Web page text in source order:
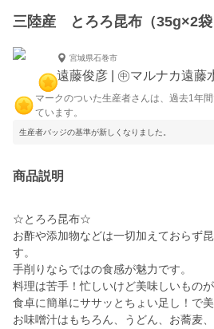
三陸産 とろろ昆布（35g×2袋
宮城県石巻市
遠藤俊彦 | ㊥マルナカ遠藤
マークのついた生産者さんは、過去1年
ています。
生産者バッジの基準が新しくなりました。
商品説明
☆とろろ昆布☆
お酢や添加物などは一切加えておらず
す。
手削りならではの食感が魅力です。
料理は苦手！忙しいけど美味しいもの
食卓に簡単にササッとちょい足し！で
お味噌汁はもちろん、うどん、お蕎麦